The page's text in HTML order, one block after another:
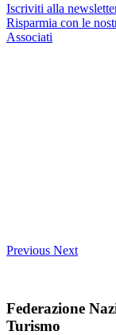
Iscriviti alla
Risparmia con le
Associati
Previous Next
Federazione
Turismo